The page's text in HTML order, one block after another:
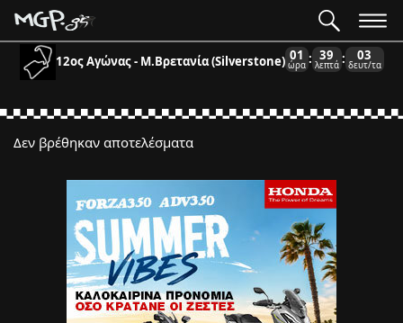
12ος Αγώνας - Μ.Βρετανία (Silverstone) 01
ώρα : 39
λεπτά : 03
δευτ/τα
Δεν βρέθηκαν αποτελέσματα